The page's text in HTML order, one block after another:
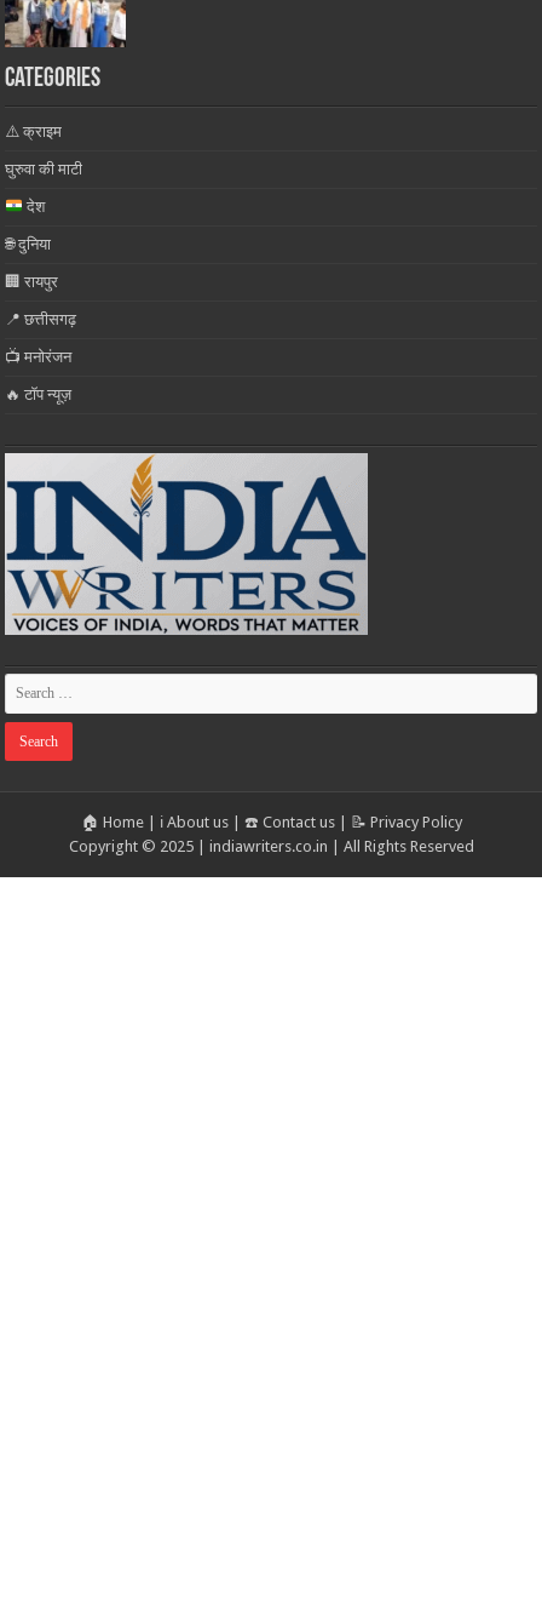
Categories
⚠️ क्राइम
घुरुवा की माटी
देश
🌐 दुनिया
🏢 रायपुर
📍 छत्तीसगढ़
📺 मनोरंजन
🔥 टॉप न्यूज़
🏠 Home| ℹ️ About us| ☎️ Contact us| 📝 Privacy Policy
Copyright © 2025 | indiawriters.co.in | All Rights Reserved